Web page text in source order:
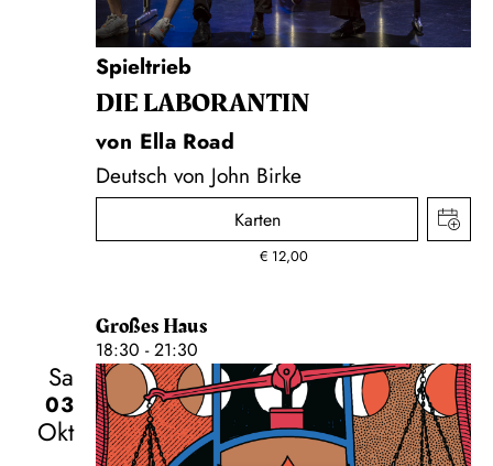
Spieltrieb
DIE LA­BO­RAN­TIN
von Ella Road
Deutsch von John Birke
Karten
€ 12,00
Großes Haus
18:30 - 21:30
Sa
03
Okt